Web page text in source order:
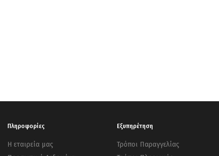
Πληροφορίες
Η εταιρεία μας
Εξυπηρέτηση
Τρόποι Παραγγελίας